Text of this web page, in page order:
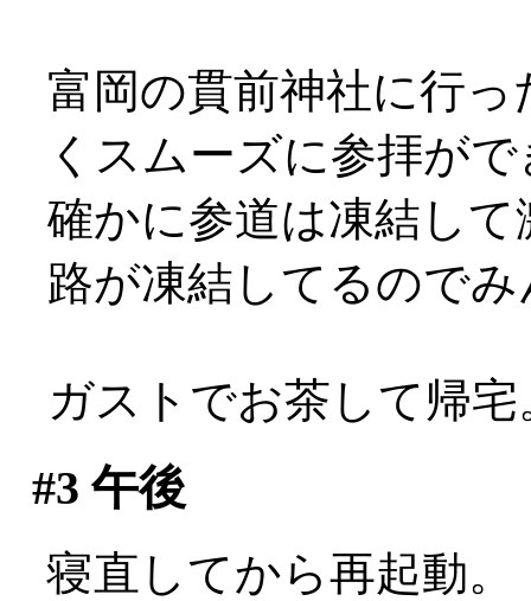
富岡の貫前神社に行
くスムーズに参拝が
確かに参道は凍結し
路が凍結してるので
ガストでお茶して帰宅
#3 午後
寝直してから再起動。